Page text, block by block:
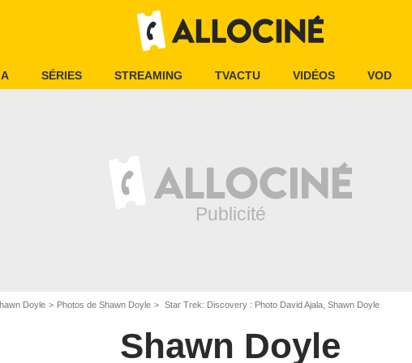
SÉRIES STREAMING TVACTU VIDÉOS VOD
Doyle Photos de Shawn Doyle Star Trek: Discovery : Photo David Ajala, Shawn Doyle
Shawn Doyle